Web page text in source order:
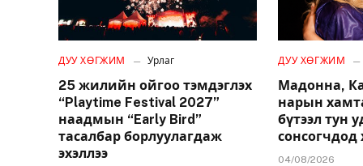
ДУУ ХӨГЖИМ Урлаг
25 жилийн ойгоо тэмдэглэх
“Playtime Festival 2027”
наадмын “Early Bird”
тасалбар борлуулагдаж
эхэллээ
ДУУ ХӨГЖИМ
Мадонна,
нарын
бүтээл тун
сонсогчдод
04/08/2026